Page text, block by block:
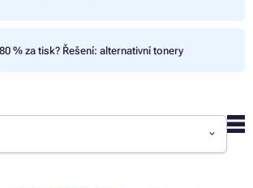
% za tisk? Řešení: alternativní tonery